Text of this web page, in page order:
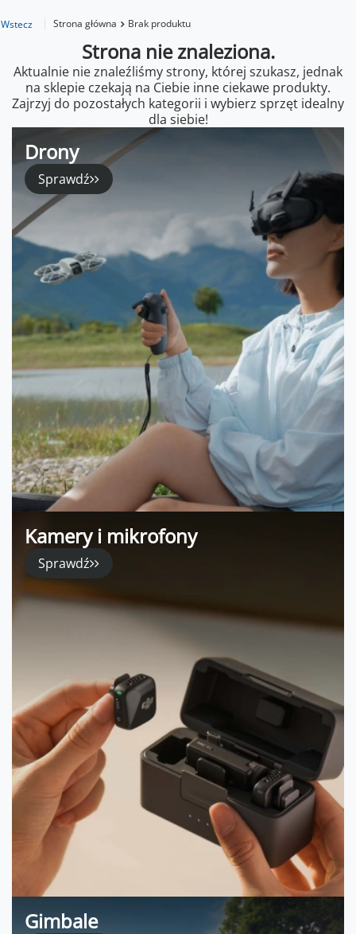
Wstecz Strona główna Brak produktu
Strona nie znaleziona.
Aktualnie nie znaleźliśmy strony, której szukasz, jednak
na sklepie czekają na Ciebie inne ciekawe produkty.
Zajrzyj do pozostałych kategorii i wybierz sprzęt idealny
dla siebie!
Drony
Sprawdź
Kamery i mikrofony
Sprawdź
Gimbale